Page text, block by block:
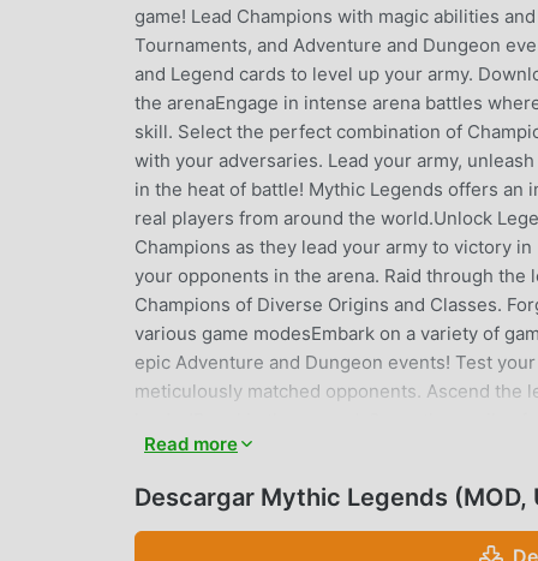
game! Lead Champions with magic abilities
Tournaments, and Adventure and Dungeon
and Legend cards to level up your army.
the arenaEngage in intense arena battles
skill. Select the perfect combination of
with your adversaries. Lead your army,
in the heat of battle! Mythic Legends offers
real players from around the world.Unlock
Champions as they lead your army to victory
your opponents in the arena. Raid through
Champions of Diverse Origins and Classes.
various game modesEmbark on a variety of
epic Adventure and Dungeon events! Test
meticulously matched opponents. Ascend the
plunder the dragon’s Treasure Hoard for
RPGs, real-time strategy, or dungeon and
experience you've been searching for!Join the
Read more
Descargar Mythic Legends